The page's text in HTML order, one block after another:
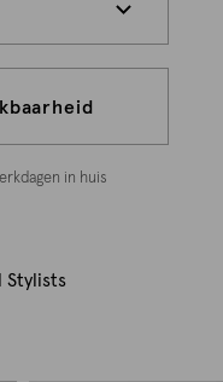
in huis
Stylists